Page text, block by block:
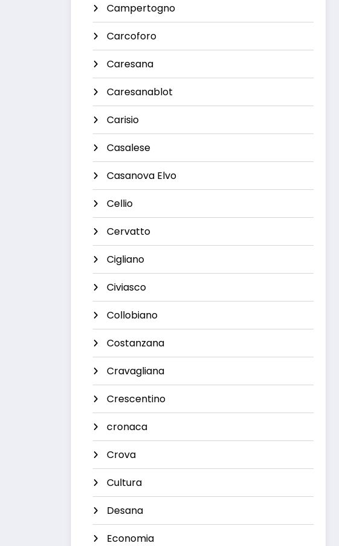
Campertogno
Carcoforo
Caresana
Caresanablot
Carisio
Casalese
Casanova Elvo
Cellio
Cervatto
Cigliano
Civiasco
Collobiano
Costanzana
Cravagliana
Crescentino
cronaca
Crova
Cultura
Desana
Economia